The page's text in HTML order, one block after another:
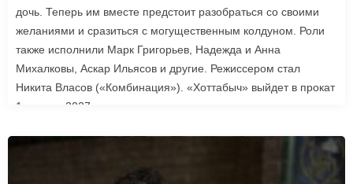
дочь. Теперь им вместе предстоит разобраться со своими
желаниями и сразиться с могущественным колдуном. Роли
также исполнили Марк Григорьев, Надежда и Анна
Михалковы, Аскар Ильясов и другие. Режиссером стал
Никита Власов («Комбинация»). «Хоттабыч» выйдет в прокат
1 января 2027 года.